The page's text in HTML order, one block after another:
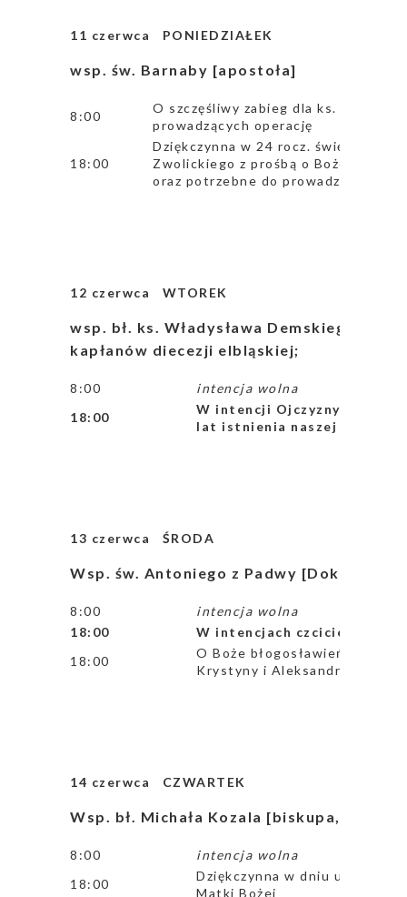
11 czerwca PONIEDZIAŁEK
wsp. św. Barnaby [apostoła]
8:00
O szczęśliwy zabieg dla ks. Łukasza
prowadzących operację
18:00
Dziękczynna w 24 rocz. święceń
Zwolickiego z prośbą o Boże
oraz potrzebne do prowadzenia
12 czerwca WTOREK
wsp. bł. ks. Władysława Demskiego i
kapłanów diecezji elbląskiej;
8:00
intencja wolna
18:00
W intencji Ojczyzny w 100
lat istnienia naszej parafii
13 czerwca ŚRODA
Wsp. św. Antoniego z Padwy [Doktora
8:00
intencja wolna
18:00
W intencjach czcicieli Matki
18:00
O Boże błogosławieństwo w
Krystyny i Aleksandry
14 czerwca CZWARTEK
Wsp. bł. Michała Kozala [biskupa,
8:00
intencja wolna
18:00
Dziękczynna w dniu urodzin
Matki Bożej